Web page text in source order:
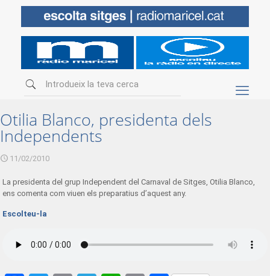
Otilia Blanco, presidenta dels
Independents
11/02/2010
La presidenta del grup Independent del Carnaval de Sitges, Otilia Blanco,
ens comenta com viuen els preparatius d’aquest any.
Escolteu-la